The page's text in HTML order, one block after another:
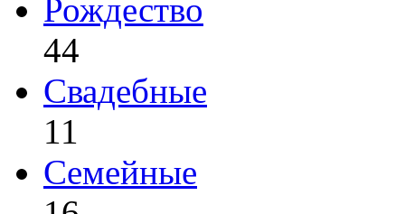
Рождество
44
Свадебные
11
Семейные